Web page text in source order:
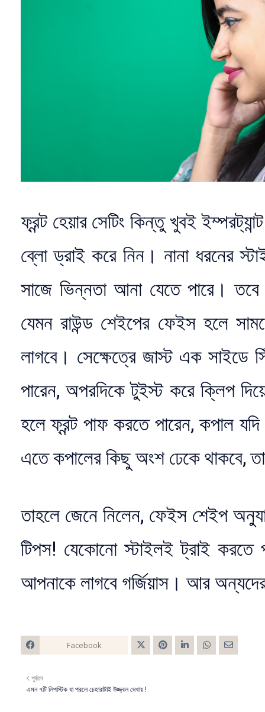
ফ্রন্ট হেয়ার সেটিং কিন্তু খুবই
ব্লো ড্রাই করে নিন। নানা ধরনের
সাজে ভিন্নতা আনা যেতে পারে।
যেমন রাউন্ড শেইপের ফেইস হলে
লাগবে। সেক্ষেত্রে জাস্ট এক সাইডে
পারেন, অপরদিকে টুইস্ট করে ক্লিপ
হলে ফ্রন্ট পাফ করতে পারেন, কপাল
এতে কপালের কিছু অংশ ঢেকে থাকবে,
তাহলে জেনে নিলেন, ফেইস শেইপ
টিপস! যেকোনো স্টাইলই ট্রাই করতে
আপনাকে লাগবে গর্জিয়াস। আর
Facebook
পূর্বতন
এমন ৭টি লিপস্টিক যা পরলে চেহারাটাই উজ্জ্বল দেখায় !